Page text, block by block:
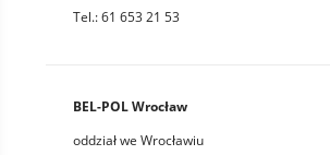
Tel.: 61 653 21 53
BEL-POL Wrocław
oddział we Wrocławiu